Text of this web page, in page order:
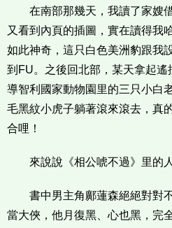
在南部那幾天，我讀了家嫂
又看到內頁的插圖，實在讀得我
如此神奇，這只白色美洲豹跟我
到FU。之後回北部，某天拿起遙
導智利國家動物園里的三只小白
毛黑紋小虎子躺著滾來滾去，真
合哩！
來說說《相公唬不過》里的
書中男主角鄺蓮森絕絕對對
當大俠，他月復黑、心也黑，完